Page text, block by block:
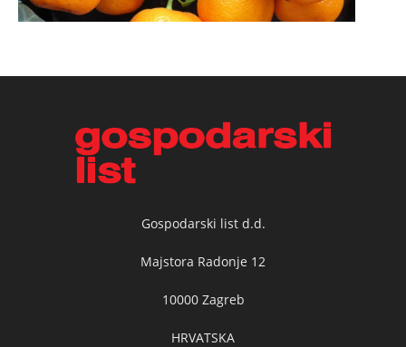
Gospodarski list d.d.
Majstora Radonje 12
10000 Zagreb
HRVATSKA